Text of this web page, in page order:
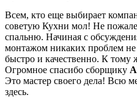
Всем, кто еще выбирает
советую Кухни мол! Не
спальню. Начиная с
монтажом никаких проблем
быстро и качественно. К тому
Огромное спасибо сборщику
Это мастер своего дела! Всю
здесь.